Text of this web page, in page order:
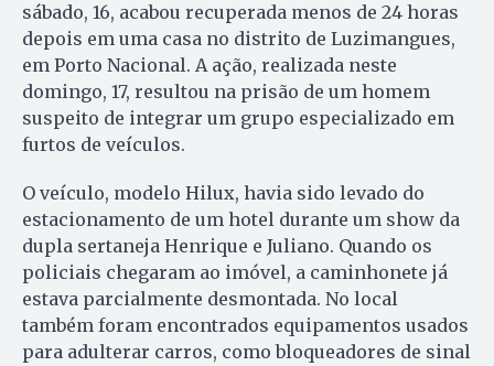
sábado, 16, acabou recuperada menos de 24 horas
depois em uma casa no distrito de Luzimangues,
em Porto Nacional. A ação, realizada neste
domingo, 17, resultou na prisão de um homem
suspeito de integrar um grupo especializado em
furtos de veículos.
O veículo, modelo Hilux, havia sido levado do
estacionamento de um hotel durante um show da
dupla sertaneja Henrique e Juliano. Quando os
policiais chegaram ao imóvel, a caminhonete já
estava parcialmente desmontada. No local
também foram encontrados equipamentos usados
para adulterar carros, como bloqueadores de sinal